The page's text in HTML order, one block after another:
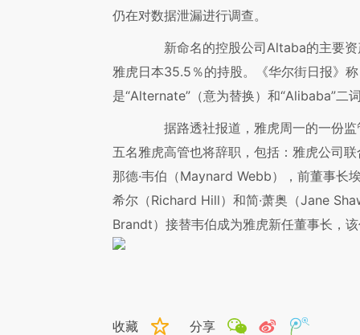
仍在对数据泄漏进行调查。
新命名的控股公司Altaba的主要资
雅虎日本35.5％的持股。《华尔街日报》
是“Alternate”（意为替换）和“Alibaba”二
据路透社报道，雅虎周一的一份监
五名雅虎高管也将辞职，包括：雅虎公司
那德·韦伯（Maynard Webb），前董事长
希尔（Richard Hill）和简·萧奥（Jane
Brandt）接替韦伯成为雅虎新任董事长，
收藏 分享